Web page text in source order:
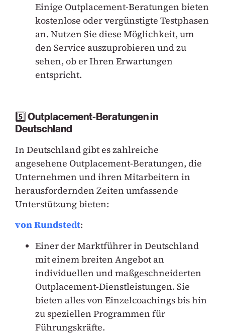
Einige Outplacement-Beratungen bieten
kostenlose oder vergünstigte Testphasen
an. Nutzen Sie diese Möglichkeit, um
den Service auszuprobieren und zu
sehen, ob er Ihren Erwartungen
entspricht.
5️⃣Outplacement-Beratungen in
Deutschland
In Deutschland gibt es zahlreiche
angesehene Outplacement-Beratungen, die
Unternehmen und ihren Mitarbeitern in
herausfordernden Zeiten umfassende
Unterstützung bieten:
von Rundstedt:
Einer der Marktführer in Deutschland
mit einem breiten Angebot an
individuellen und maßgeschneiderten
Outplacement-Dienstleistungen. Sie
bieten alles von Einzelcoachings bis hin
zu speziellen Programmen für
Führungskräfte.